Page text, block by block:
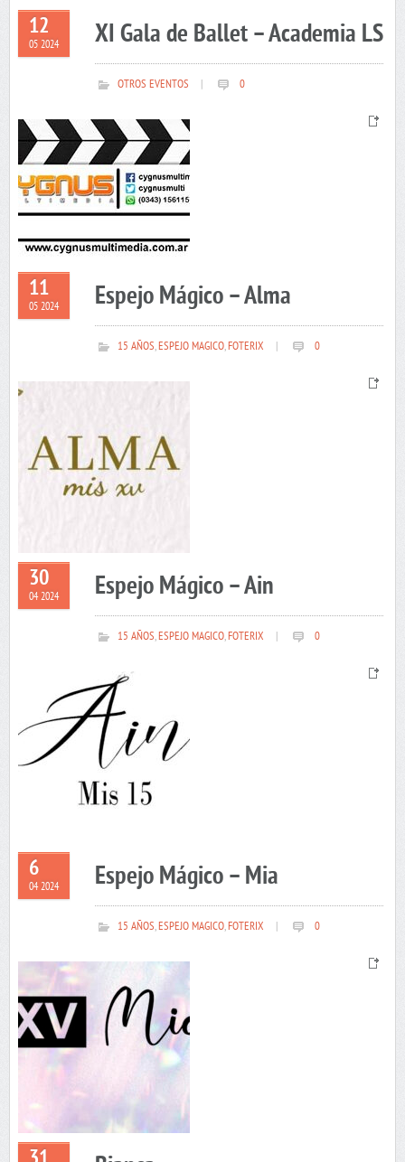
12
05 2024 XI Gala de Ballet – Academia LS
OTROS EVENTOS 0
11
05 2024 Espejo Mágico – Alma
15 AÑOS,ESPEJO MAGICO,FOTERIX 0
30
04 2024 Espejo Mágico – Ain
15 AÑOS,ESPEJO MAGICO,FOTERIX 0
6
04 2024 Espejo Mágico – Mia
15 AÑOS,ESPEJO MAGICO,FOTERIX 0